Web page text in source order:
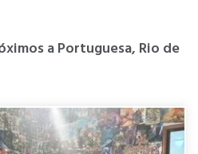
a Portuguesa, Rio de